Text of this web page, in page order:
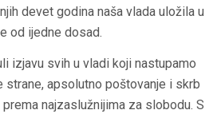
devet godina naša vlada uložila u
od ijedne dosad.
izjavu svih u vladi koji nastupamo
strane, apsolutno poštovanje i skrb
najzaslužnijima za slobodu. S